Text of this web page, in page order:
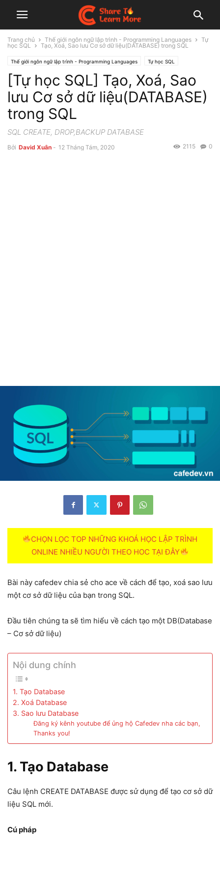
Trang chủ Thế giới ngôn ngữ lập trình - Programming Languages
Tự
học SQL
Tạo, Xoá, Sao lưu Cơ sở dữ liệu(DATABASE) trong SQL
Thế giới ngôn ngữ lập trình - Programming Languages Tự học SQL
[Tự học SQL] Tạo, Xoá, Sao
lưu Cơ sở dữ liệu(DATABASE)
trong SQL
SQL CREATE, DROP,BACKUP DATABASE
Bởi David Xuân - 12 Tháng Tám, 2020 0
2115
CHỌN LỌC TOP NHỮNG KHOÁ HỌC LẬP TRÌNH
ONLINE NHIỀU NGƯỜI THEO HOC TẠI ĐÂY
Bài này cafedev chia sẻ cho ace về cách để tạo, xoá sao lưu
một cơ sở dữ liệu của bạn trong SQL.
Đầu tiên chúng ta sẽ tìm hiểu về cách tạo một DB(Database
– Cơ sở dữ liệu)
Nội dung chính
1. Tạo Database
2. Xoá Database
3. Sao lưu Database
Đăng ký kênh youtube để ủng hộ Cafedev nha các bạn,
Thanks you!
1. Tạo Database
Câu lệnh CREATE DATABASE được sử dụng để tạo cơ sở dữ
liệu SQL mới.
Cú pháp